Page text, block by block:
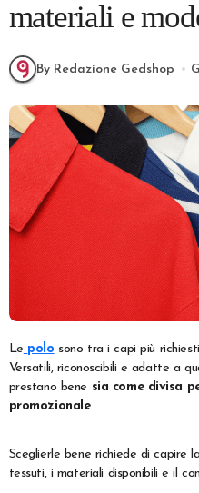
materiali e
By Redazione Gedshop
Le polo sono tra i capi più
Versatili, riconoscibili e adatte a
prestano bene sia come divisa
promozionale.
Sceglierle bene richiede di
tessuti, i materiali disponibili e il